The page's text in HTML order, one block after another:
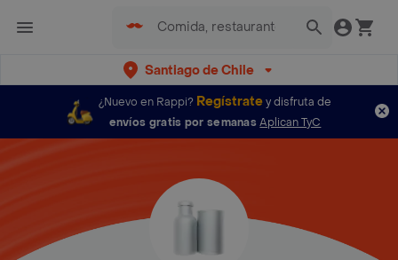
Santiago de Chile
¿Nuevo en Rappi? Regístratey disfruta de
envíos gratis por semanas Aplican TyC